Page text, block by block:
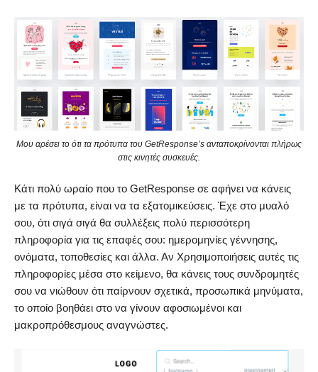
Μου αρέσει το ότι τα πρότυπα του GetResponse’s ανταποκρίνονται πλήρως
στις κινητές συσκευές.
Κάτι πολύ ωραίο που το GetResponse σε αφήνει να κάνεις
με τα πρότυπα, είναι να τα εξατομικεύσεις. Έχε στο μυαλό
σου, ότι σιγά σιγά θα συλλέξεις πολύ περισσότερη
πληροφορία για τις επαφές σου: ημερομηνίες γέννησης,
ονόματα, τοποθεσίες και άλλα. Αν Χρησιμοποιήσεις αυτές τις
πληροφορίες μέσα στο κείμενο, θα κάνεις τους συνδρομητές
σου να νιώθουν ότι παίρνουν σχετικά, προσωπικά μηνύματα,
το οποίο βοηθάει στο να γίνουν αφοσιωμένοι και
μακροπρόθεσμους αναγνώστες.